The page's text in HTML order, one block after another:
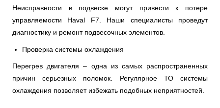
Неисправности в подвеске могут привести к потере
управляемости Haval F7. Наши специалисты проведут
диагностику и ремонт подвесочных элементов.
Проверка системы охлаждения
Перегрев двигателя – одна из самых распространенных
причин серьезных поломок. Регулярное ТО системы
охлаждения позволяет избежать подобных неприятностей.